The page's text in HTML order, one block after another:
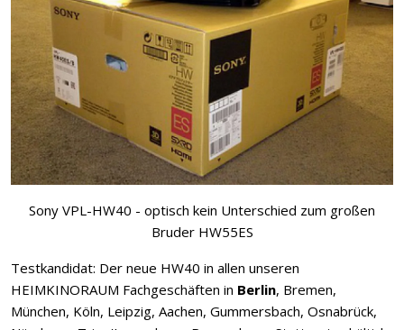
Sony VPL-HW40 - optisch kein Unterschied zum großen
Bruder HW55ES
Testkandidat: Der neue HW40 in allen unseren
HEIMKINORAUM Fachgeschäften in Berlin, Bremen,
München, Köln, Leipzig, Aachen, Gummersbach, Osnabrück,